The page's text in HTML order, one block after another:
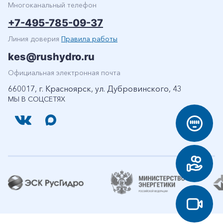
МЫ В СОЦСЕТЯХ
Многоканальный телефон
+7-495-785-09-37
Линия доверия Правила работы
kes@rushydro.ru
Официальная электронная почта
660017, г. Красноярск, ул. Дубровинского, 43